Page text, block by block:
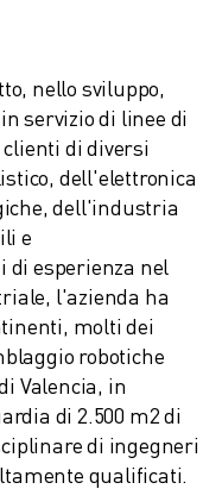
nello sviluppo,
servizio di linee di
clienti di diversi
dell'elettronica
dell'industria
e
di esperienza nel
l'azienda ha
molti dei
robotiche
Valencia, in
di 2.500 m2 di
di ingegneri
qualificati.